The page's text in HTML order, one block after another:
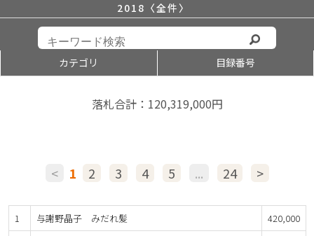
2018〈全件〉
カテゴリ 目録番号
落札合計：120,319,000円
< 1 2 3 4 5 ... 24 >
1 与謝野晶子 みだれ髪
420,000